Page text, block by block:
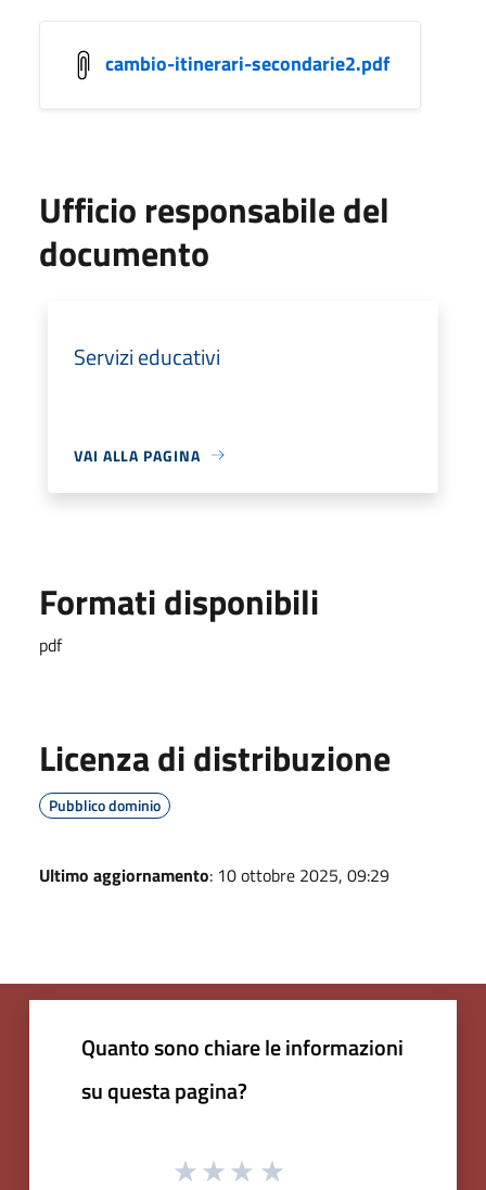
cambio-itinerari-secondarie2.pdf
Ufficio responsabile del
documento
Servizi educativi
VAI ALLA PAGINA
Formati disponibili
pdf
Licenza di distribuzione
Pubblico dominio
Ultimo aggiornamento: 10 ottobre 2025, 09:29
Quanto sono chiare le informazioni
su questa pagina?